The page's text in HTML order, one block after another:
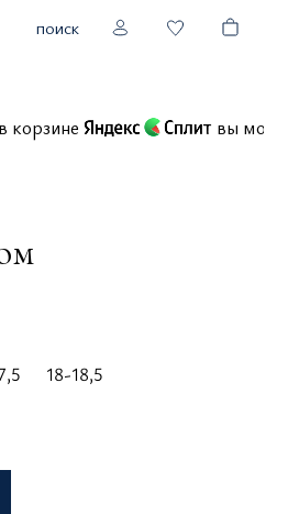
поиск
в корзине вы
18-18,5